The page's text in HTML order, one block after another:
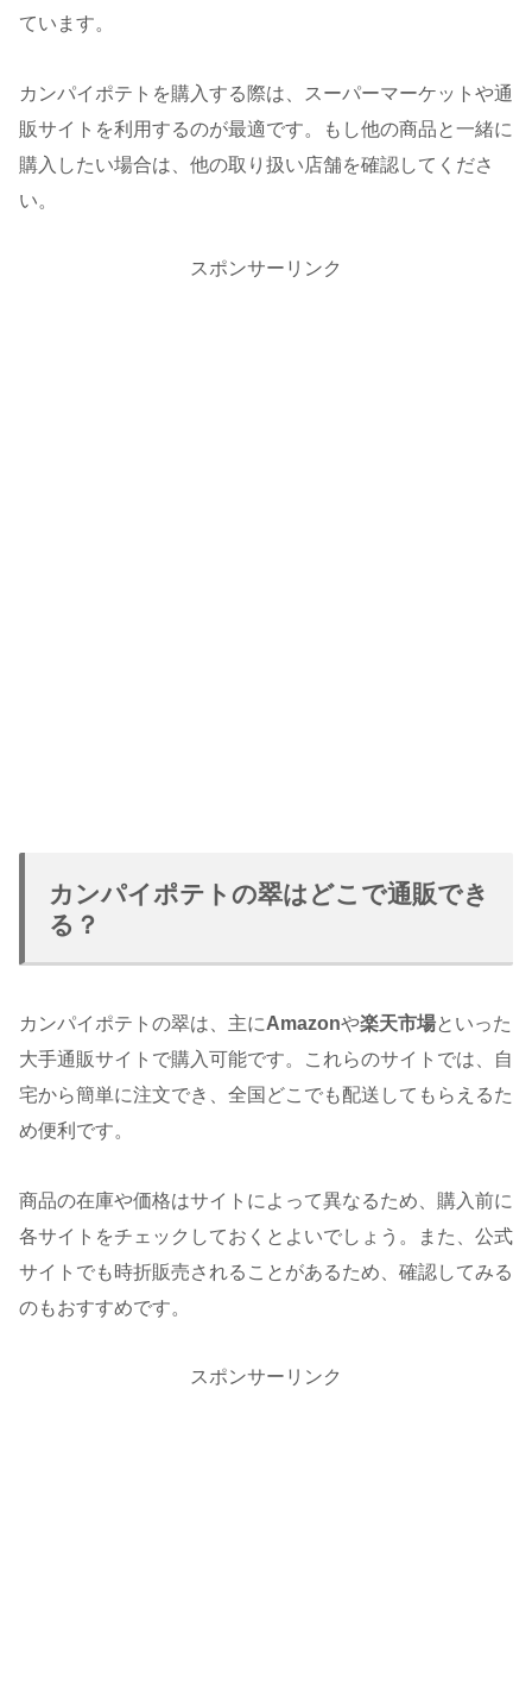
ています。
カンパイポテトを購入する際は、スーパーマーケットや通
販サイトを利用するのが最適です。もし他の商品と一緒に
購入したい場合は、他の取り扱い店舗を確認してくださ
い。
スポンサーリンク
カンパイポテトの翠はどこで通販でき
る？
カンパイポテトの翠は、主にAmazonや楽天市場といった
大手通販サイトで購入可能です。これらのサイトでは、自
宅から簡単に注文でき、全国どこでも配送してもらえるた
め便利です。
商品の在庫や価格はサイトによって異なるため、購入前に
各サイトをチェックしておくとよいでしょう。また、公式
サイトでも時折販売されることがあるため、確認してみる
のもおすすめです。
スポンサーリンク